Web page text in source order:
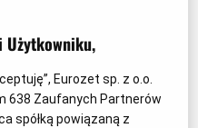
muszą mierzyć
HISTORIA
SZEREMETY"
Użytkowniku,
Eurozet sp. z o.o.
638 Zaufanych Partnerów
spółką powiązaną z